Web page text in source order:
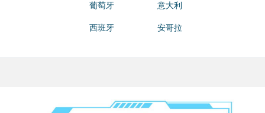
葡萄牙 意大利
西班牙 安哥拉